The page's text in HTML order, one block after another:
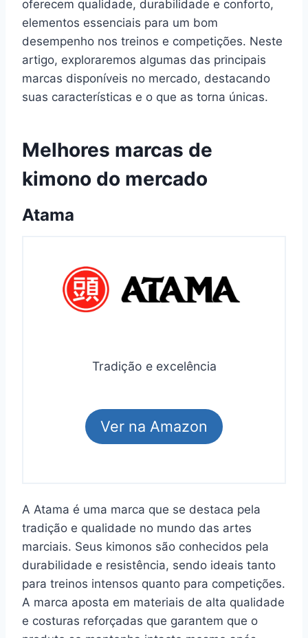
oferecem qualidade, durabilidade e conforto,
elementos essenciais para um bom
desempenho nos treinos e competições. Neste
artigo, exploraremos algumas das principais
marcas disponíveis no mercado, destacando
suas características e o que as torna únicas.
Melhores marcas de
kimono do mercado
Atama
Tradição e excelência
Ver na Amazon
A Atama é uma marca que se destaca pela
tradição e qualidade no mundo das artes
marciais. Seus kimonos são conhecidos pela
durabilidade e resistência, sendo ideais tanto
para treinos intensos quanto para competições.
A marca aposta em materiais de alta qualidade
e costuras reforçadas que garantem que o